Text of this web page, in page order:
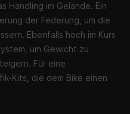
Handling im Gelände. Ein
der Federung, um die
Ebenfalls hoch im Kurs
um Gewicht zu
Für eine
Kits, die dem Bike einen